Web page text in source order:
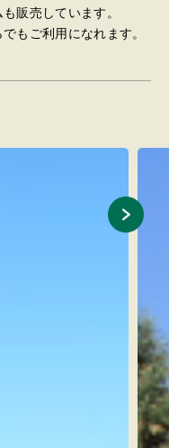
販売しています。
もご利用になれます。